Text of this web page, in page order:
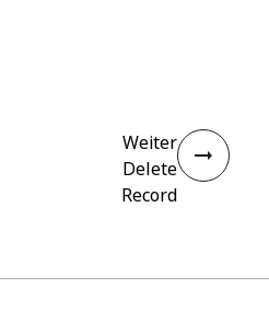
Weiter
Delete
Record